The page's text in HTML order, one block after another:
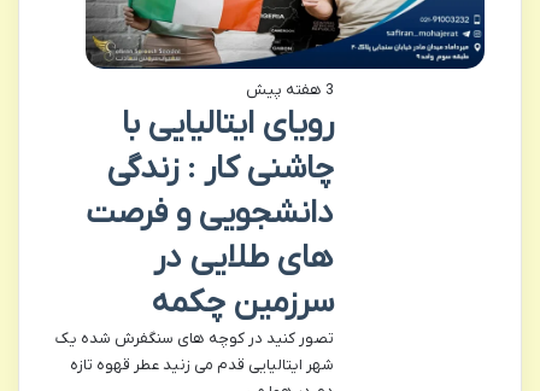
3 هفته پیش
رویای ایتالیایی با
چاشنی کار : زندگی
دانشجویی و فرصت
های طلایی در
سرزمین چکمه
تصور کنید در کوچه های سنگفرش شده یک
شهر ایتالیایی قدم می زنید عطر قهوه تازه